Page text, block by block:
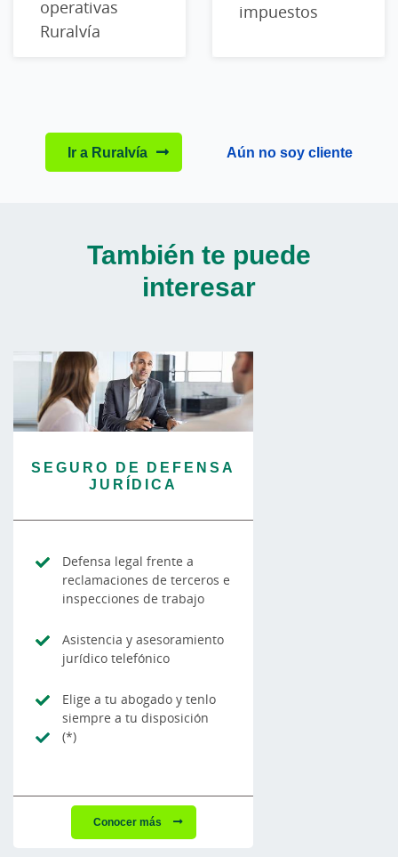
operativas
Ruralvía
impuestos
Ir a Ruralvía Aún no soy cliente
También te puede
interesar
SEGURO DE DEFENSA
JURÍDICA
Defensa legal frente a
reclamaciones de terceros e
inspecciones de trabajo
Asistencia y asesoramiento
jurídico telefónico
Elige a tu abogado y tenlo
siempre a tu disposición
(*)
Conocer más